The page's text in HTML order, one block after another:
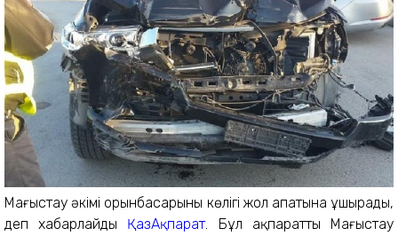
Маңғыстау әкімі орынбасарының көлігі жол апатына ұшырады,
деп хабарлайды ҚазАқпарат. Бұл ақпаратты Маңғыстау